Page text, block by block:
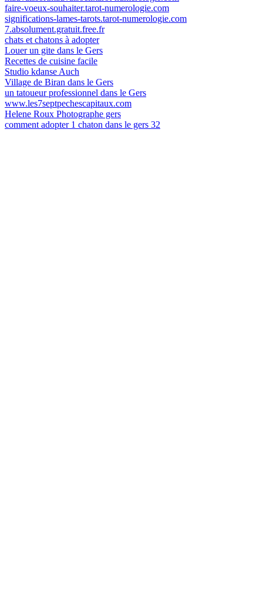
faire-voeux-souhaiter.tarot-numerologie.com
significations-lames-tarots.tarot-numerologie.com
7.absolument.gratuit.free.fr
chats et chatons à adopter
Louer un gite dans le Gers
Recettes de cuisine facile
Studio kdanse Auch
Village de Biran dans le Gers
un tatoueur professionnel dans le Gers
www.les7septpechescapitaux.com
Helene Roux Photographe gers
comment adopter 1 chaton dans le gers 32